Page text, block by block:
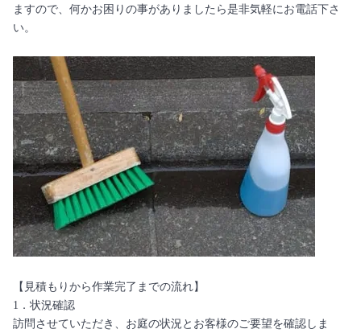
ますので、何かお困りの事がありましたら是非気軽にお電話下さ
い。
【見積もりから作業完了までの流れ】
1．状況確認
訪問させていただき、お庭の状況とお客様のご要望を確認しま